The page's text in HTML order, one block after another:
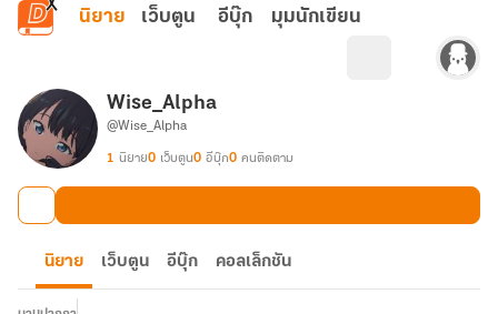
ข้ามไปยังเนื้อหาหลัก
นิยาย เว็บตูน อีบุ๊ก มุมนักเขียน
Wise_Alpha
@Wise_Alpha
1 นิยาย0 เว็บตูน0 อีบุ๊ก0 คนติดตาม
นิยาย เว็บตูน อีบุ๊ก คอลเล็กชัน